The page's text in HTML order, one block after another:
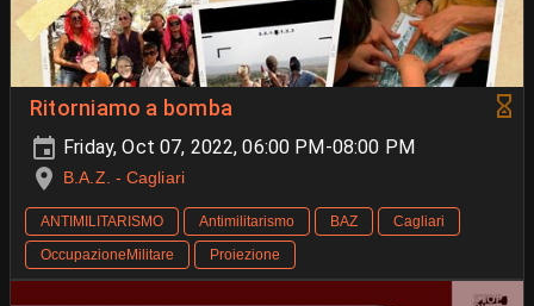
Ritorniamo a bomba
Friday, Oct 07, 2022, 06:00 PM-08:00 PM
B.A.Z. - Cagliari
ANTIMILITARISMO Antimilitarismo BAZ
Cagliari
OccupazioneMilitare
Proiezione